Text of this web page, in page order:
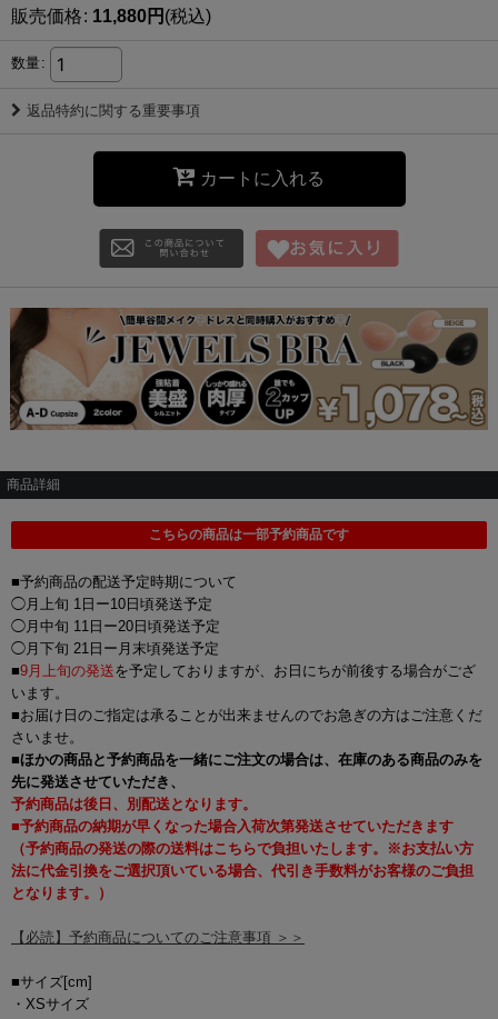
販売価格: 11,880円 (税込)
数量:
返品特約に関する重要事項
カートに入れる
商品詳細
こちらの商品は一部予約商品です
■予約商品の配送予定時期について
◯月上旬 1日ー10日頃発送予定
◯月中旬 11日ー20日頃発送予定
◯月下旬 21日ー月末頃発送予定
■9月上旬の発送を予定しておりますが、お日にちが前後する場合がござ
います。
■お届け日のご指定は承ることが出来ませんのでお急ぎの方はご注意くだ
さいませ。
■ほかの商品と予約商品を一緒にご注文の場合は、在庫のある商品のみを
先に発送させていただき、
予約商品は後日、別配送となります。
■予約商品の納期が早くなった場合入荷次第発送させていただきます
（予約商品の発送の際の送料はこちらで負担いたします。※お支払い方
法に代金引換をご選択頂いている場合、代引き手数料がお客様のご負担
となります。）
【必読】予約商品についてのご注意事項 ＞＞
■サイズ[cm]
・XSサイズ